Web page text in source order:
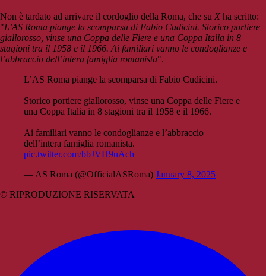
Non è tardato ad arrivare il cordoglio della Roma, che suX ha scritto:
"L’AS Roma piange la scomparsa di Fabio Cudicini. Storico portiere
giallorosso, vinse una Coppa delle Fiere e una Coppa Italia in 8
stagioni tra il 1958 e il 1966. Ai familiari vanno le condoglianze e
l’abbraccio dell’intera famiglia romanista".
L’AS Roma piange la scomparsa di Fabio Cudicini.
Storico portiere giallorosso, vinse una Coppa delle Fiere e
una Coppa Italia in 8 stagioni tra il 1958 e il 1966.
Ai familiari vanno le condoglianze e l’abbraccio
dell’intera famiglia romanista.
pic.twitter.com/bbJVH9uAch
— AS Roma (@OfficialASRoma) January 8, 2025
© RIPRODUZIONE RISERVATA